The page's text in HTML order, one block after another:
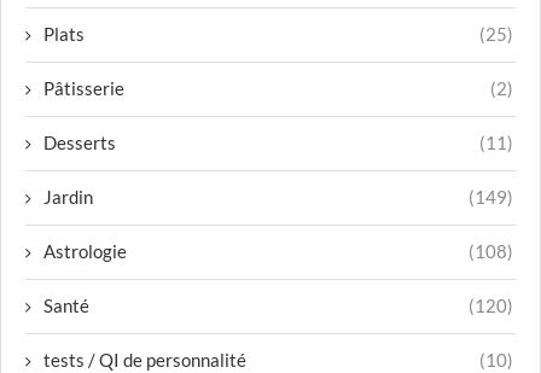
Plats (25)
Pâtisserie (2)
Desserts (11)
Jardin (149)
Astrologie (108)
Santé (120)
tests / QI de personnalité (10)